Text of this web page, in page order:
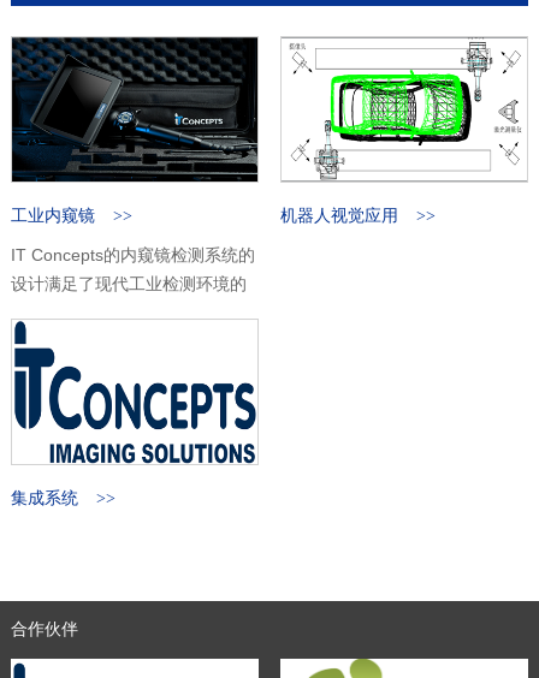
2
工业内窥镜
IT Concepts的内窥镜检测系统的
设计满足了现代工业检测环境的
域。
一身，可为客户定制个性化的解
决方案，并提供完善的服务！
机器人视觉应用
集成系统
合作伙伴